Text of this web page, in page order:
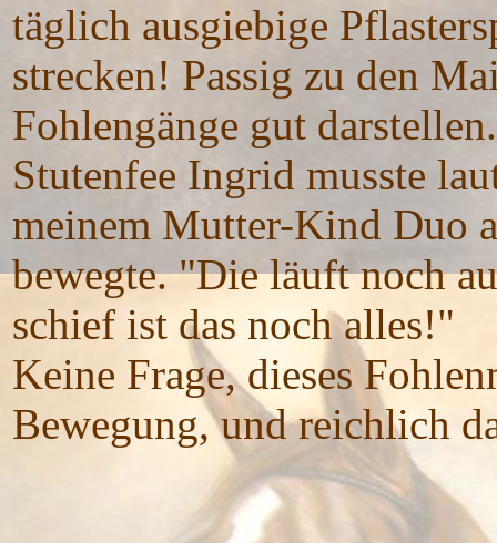
täglich ausgiebige
strecken! Passig zu den
Fohlengänge gut darstellen.
Stutenfee Ingrid musste
meinem Mutter-Kind Duo
bewegte. "Die läuft noch
schief ist das noch alles!"
Keine Frage, dieses
Bewegung, und reichlich